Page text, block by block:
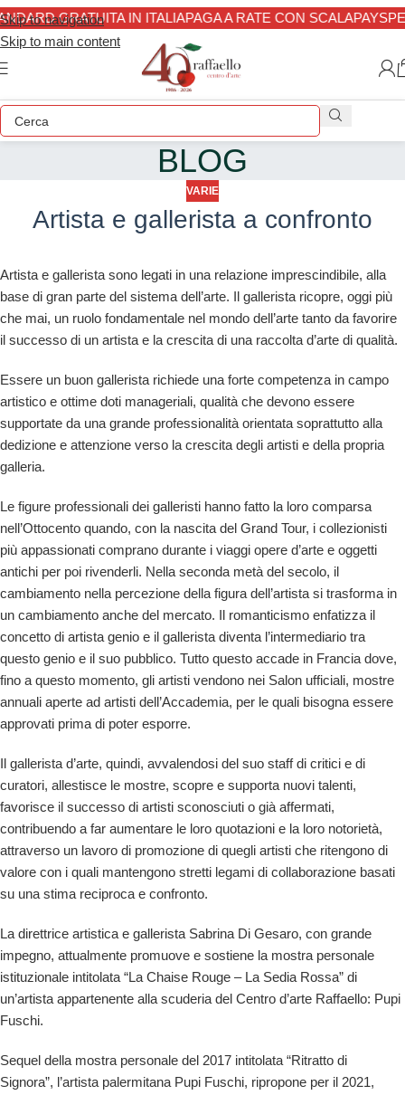
Skip to navigation
Skip to main content
GRATUITA IN ITALIAPAGA A RATE CON SCALAPAY
BLOG
VARIE
Artista e gallerista a confronto
Artista e gallerista sono legati in una relazione imprescindibile, alla
base di gran parte del sistema dell’arte. Il gallerista ricopre, oggi più
che mai, un ruolo fondamentale nel mondo dell’arte tanto da favorire
il successo di un artista e la crescita di una raccolta d’arte di qualità.
Essere un buon gallerista richiede una forte competenza in campo
artistico e ottime doti manageriali, qualità che devono essere
supportate da una grande professionalità orientata soprattutto alla
dedizione e attenzione verso la crescita degli artisti e della propria
galleria.
Le figure professionali dei galleristi hanno fatto la loro comparsa
nell’Ottocento quando, con la nascita del Grand Tour, i collezionisti
più appassionati comprano durante i viaggi opere d’arte e oggetti
antichi per poi rivenderli. Nella seconda metà del secolo, il
cambiamento nella percezione della figura dell’artista si trasforma in
un cambiamento anche del mercato. Il romanticismo enfatizza il
concetto di artista genio e il gallerista diventa l’intermediario tra
questo genio e il suo pubblico. Tutto questo accade in Francia dove,
fino a questo momento, gli artisti vendono nei Salon ufficiali, mostre
annuali aperte ad artisti dell’Accademia, per le quali bisogna essere
approvati prima di poter esporre.
Il gallerista d’arte, quindi, avvalendosi del suo staff di critici e di
curatori, allestisce le mostre, scopre e supporta nuovi talenti,
favorisce il successo di artisti sconosciuti o già affermati,
contribuendo a far aumentare le loro quotazioni e la loro notorietà,
attraverso un lavoro di promozione di quegli artisti che ritengono di
valore con i quali mantengono stretti legami di collaborazione basati
su una stima reciproca e confronto.
La direttrice artistica e gallerista Sabrina Di Gesaro, con grande
impegno, attualmente promuove e sostiene la mostra personale
istituzionale intitolata “La Chaise Rouge – La Sedia Rossa” di
un’artista appartenente alla scuderia del Centro d’arte Raffaello: Pupi
Fuschi.
Sequel della mostra personale del 2017 intitolata “Ritratto di
Signora”, l’artista palermitana Pupi Fuschi, ripropone per il 2021,